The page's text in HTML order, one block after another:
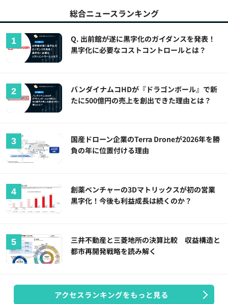
総合ニュースランキング
Q. 出前館が遂に黒字化のガイダンスを発表！
黒字化に必要なコストコントロールとは？
バンダイナムコHDが『ドラゴンボール』で新
たに500億円の売上を創出できた理由とは？
国産ドローン企業のTerra Droneが2026年を勝
負の年に位置付ける理由
創薬ベンチャーの3Dマトリックスが初の営業
黒字化！今後も利益成長は続くのか？
三井不動産と三菱地所の決算比較 収益構造と
都市再開発戦略を読み解く
アクセスランキングをもっと見る